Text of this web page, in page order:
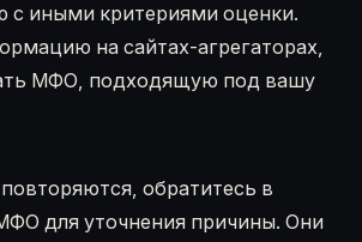
с иными критериями оценки.
на сайтах-агрегаторах,
МФО, подходящую под вашу
обратитесь в
для уточнения причины. Они